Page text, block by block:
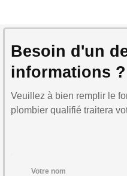
Besoin d'un
informations ?
Veuillez à bien remplir le
plombier qualifié traitera
Votre nom